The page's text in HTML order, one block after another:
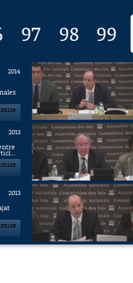
97 98 99
2014
2013
2013